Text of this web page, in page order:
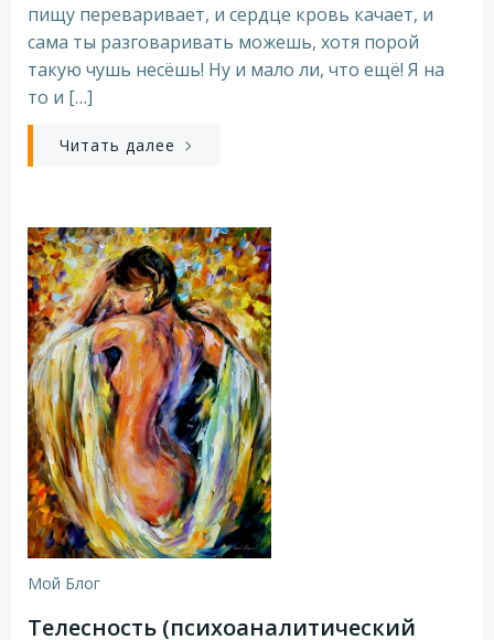
пищу переваривает, и сердце кровь качает, и
сама ты разговаривать можешь, хотя порой
такую чушь несёшь! Ну и мало ли, что ещё! Я на
то и […]
Читать далее
Мой Блог
Телесность (психоаналитический